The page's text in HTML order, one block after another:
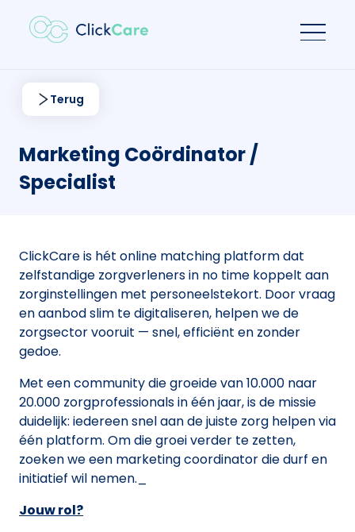
Terug
Marketing Coördinator /
Specialist
ClickCare is hét online matching platform dat
zelfstandige zorgverleners in no time koppelt aan
zorginstellingen met personeelstekort. Door vraag
en aanbod slim te digitaliseren, helpen we de
zorgsector vooruit — snel, efficiënt en zonder
gedoe.
Met een community die groeide van 10.000 naar
20.000 zorgprofessionals in één jaar, is de missie
duidelijk: iedereen snel aan de juiste zorg helpen via
één platform. Om die groei verder te zetten,
zoeken we een marketing coordinator die durf en
initiatief wil nemen._
Jouw rol?